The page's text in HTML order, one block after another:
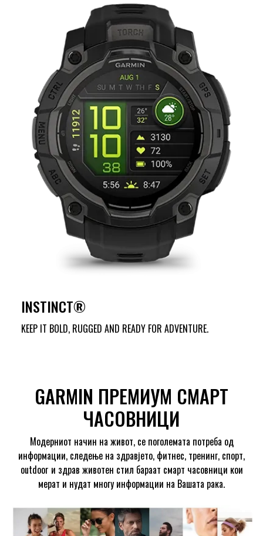
INSTINCT®
KEEP IT BOLD, RUGGED AND READY FOR ADVENTURE.
GARMIN ПРЕМИУМ СМАРТ
ЧАСОВНИЦИ
Модерниот начин на живот, се поголемата потреба од
информации, следење на здравјето, фитнес, тренинг, спорт,
outdoor и здрав животен стил бараат смарт часовници кои
мерат и нудат многу информации на Вашата рака.